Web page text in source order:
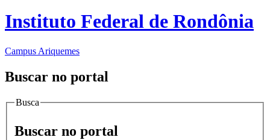
Instituto Federal de Rondônia
Campus Ariquemes
Buscar no portal
Busca
Buscar no portal